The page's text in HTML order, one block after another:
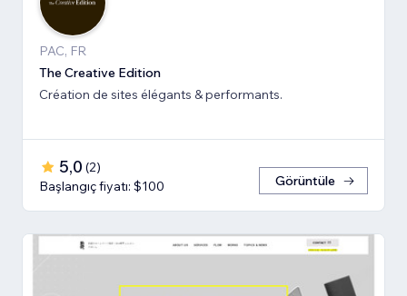
PAC, FR
The Creative Edition
Création de sites élégants & performants.
5,0 (2)
Başlangıç fiyatı: $100
Görüntüle